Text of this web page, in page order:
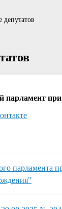
при
парламента